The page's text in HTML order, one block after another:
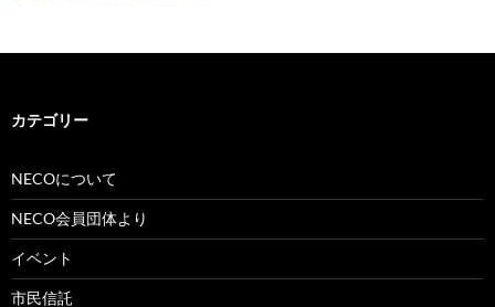
カテゴリー
NECOについて
NECO会員団体より
イベント
市民信託